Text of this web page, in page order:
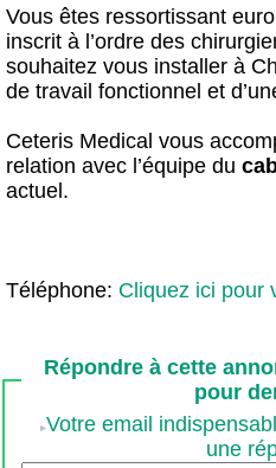
Vous êtes ressortissant
inscrit à l’ordre des
souhaitez vous installer à
de travail fonctionnel et
Ceteris Medical vous
relation avec l’équipe du
actuel.
Téléphone: Cliquez ici pour
Répondre à cette
pour
Votre email
une